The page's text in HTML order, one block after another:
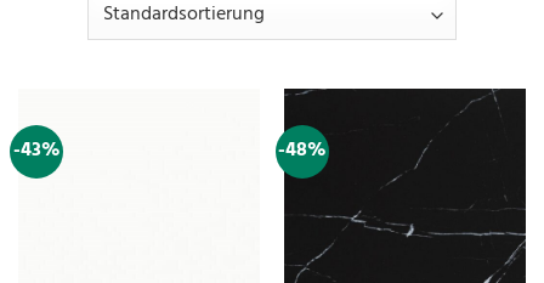
-43% -48%